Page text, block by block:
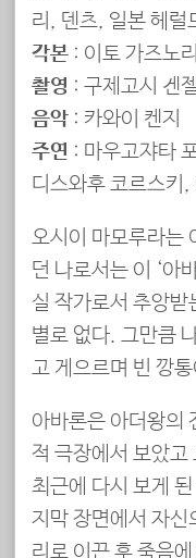
리, 덴츠, 일본 헤럴
각본 : 이토 가즈노리
촬영 : 구제고시 겐
음악 : 카와이 켄지
주연 : 마우고쟈타
디스와후 코르스키
오시이 마모루라는
던 나로서는 이 ‘아
실 작가로서 추앙받
별로 없다. 그만큼
고 게으르며 빈 깡
아바론은 아더왕의
적 극장에서 보았고
최근에 다시 보게
지막 장면에서 자신
리로 이끈 후 죽음